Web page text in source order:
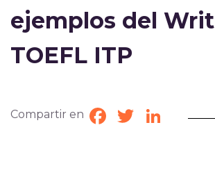
ejemplos del
TOEFL ITP
Compartir en Facebook
TwitterLinkedIn